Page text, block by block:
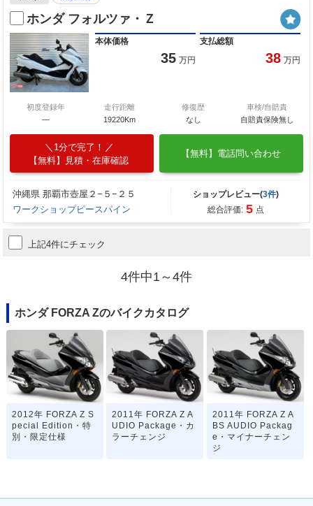
ホンダ フォルツァ・Ｚ
本体価格
35 万円
支払総額
38 万円
初度登録年
―
走行距離
19220Km
修復歴
なし
車検/自賠責
自賠責保険無し
1分で完了！
【無料】見積・在庫確認
【無料】電話問い合わせ
沖縄県 那覇市壺屋２−５−２５
ワークショップピースパイン
ショップレビュー(3件)
総合評価: 5 点
上記4件にチェック
4件中1～4件
ホンダ FORZA Zのバイクカタログ
2012年 FORZA Z S
pecial Edition・特
別・限定仕様
2011年 FORZA Z A
UDIO Package・カ
ラーチェンジ
2011年 FORZA Z A
BS AUDIO Packag
e・マイナーチェン
ジ